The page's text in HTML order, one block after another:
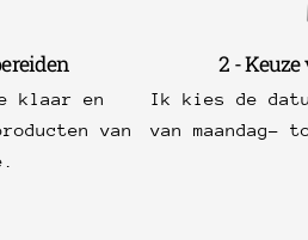
klaar en
van
2 -
Ik kies de
van maandag-